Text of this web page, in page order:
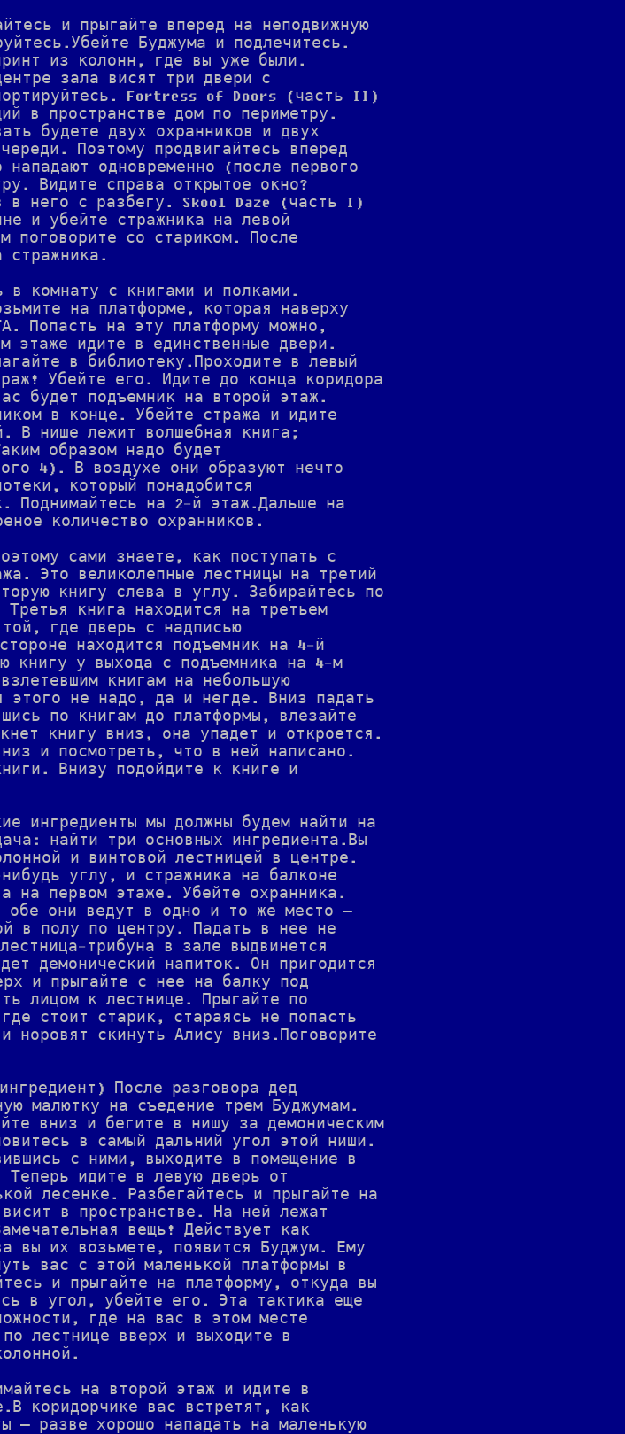
и прыгайте вперед на неподвижную
Буджума и подлечитесь.
из колонн, где вы уже были.
зала висят три двери с
Fortress of Doors (часть II)
в пространстве дом по периметру.
будете двух охранников и двух
Поэтому продвигайтесь вперед
одновременно (после первого
Видите справа открытое окно?
в него с разбегу. Skool Daze (часть I)
и убейте стражника на левой
поговорите со стариком. После
стражника.
в комнату с книгами и полками.
на платформе, которая наверху
Попасть на эту платформу можно,
этаже идите в единственные двери.
в библиотеку.Проходите в левый
Убейте его. Идите до конца коридора
будет подъемник на второй этаж.
в конце. Убейте стража и идите
В нише лежит волшебная книга;
образом надо будет
4). В воздухе они образуют нечто
который понадобится
Поднимайтесь на 2-й этаж.Дальше на
количество охранников.
сами знаете, как поступать с
Это великолепные лестницы на третий
книгу слева в углу. Забирайтесь по
книга находится на третьем
где дверь с надписью
находится подъемник на 4-й
книгу у выхода с подъемника на 4-м
книгам на небольшую
этого не надо, да и негде. Вниз падать
по книгам до платформы, влезайте
книгу вниз, она упадет и откроется.
и посмотреть, что в ней написано.
Внизу подойдите к книге и
ингредиенты мы должны будем найти на
найти три основных ингредиента.Вы
и винтовой лестницей в центре.
углу, и стражника на балконе
на первом этаже. Убейте охранника.
обе они ведут в одно и то же место —
в полу по центру. Падать в нее не
трибуна в зале выдвинется
демонический напиток. Он пригодится
и прыгайте с нее на балку под
лицом к лестнице. Прыгайте по
стоит старик, стараясь не попасть
норовят скинуть Алису вниз.Поговорите
После разговора дед
малютку на съедение трем Буджумам.
вниз и бегите в нишу за демоническим
в самый дальний угол этой ниши.
с ними, выходите в помещение в
идите в левую дверь от
лесенке. Разбегайтесь и прыгайте на
в пространстве. На ней лежат
вещь! Действует как
вы их возьмете, появится Буджум. Ему
вас с этой маленькой платформы в
и прыгайте на платформу, откуда вы
в угол, убейте его. Эта тактика еще
где на вас в этом месте
лестнице вверх и выходите в
на второй этаж и идите в
коридорчике вас встретят, как
— разве хорошо нападать на маленькую